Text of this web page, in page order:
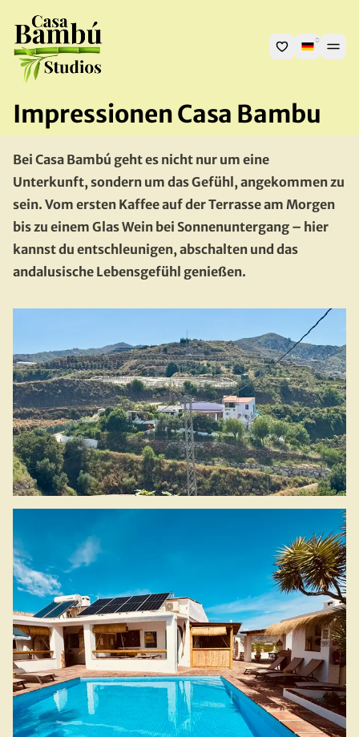
Impressionen Casa Bambu
Bei Casa Bambú geht es nicht nur um eine
Unterkunft, sondern um das Gefühl, angekommen zu
sein. Vom ersten Kaffee auf der Terrasse am Morgen
bis zu einem Glas Wein bei Sonnenuntergang – hier
kannst du entschleunigen, abschalten und das
andalusische Lebensgefühl genießen.